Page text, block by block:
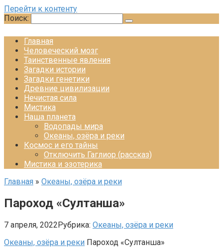
Перейти к контенту
Поиск:
Главная
Человеческий мозг
Таинственные явления
Загадки истории
Загадки генетики
Древние цивилизации
Нечистая сила
Мистика
Наша планета
Водопады мира
Океаны, озёра и реки
Космос и его тайны
Отключить Гаглиор (рассказ)
Мистика и эзотерика
Главная » Океаны, озёра и реки
Пароход «Султанша»
7 апреля, 2022Рубрика: Океаны, озёра и реки
Океаны, озёра и реки Пароход «Султанша»